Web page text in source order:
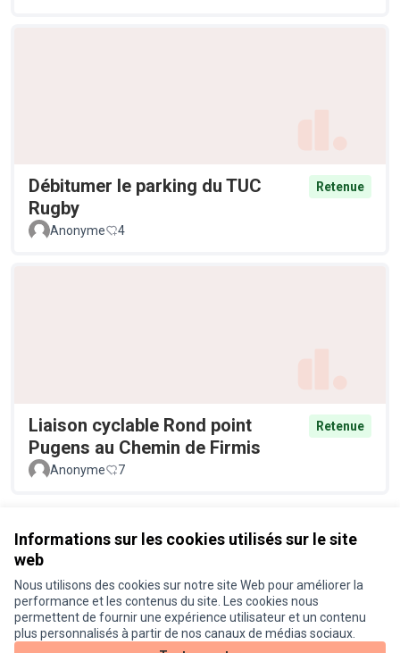
Informations sur les cookies utilisés sur le site
web
Nous utilisons des cookies sur notre site Web pour améliorer la
performance et les contenus du site. Les cookies nous
permettent de fournir une expérience utilisateur et un contenu
plus personnalisés à partir de nos canaux de médias sociaux.
Débitumer le parking du TUC
Rugby
Retenue
Anonyme 4
Liaison cyclable Rond point
Pugens au Chemin de Firmis
Retenue
Anonyme 7
Conditions d'utilisation
Paramètres des cookies
Je participe ! sur X
(Lien externe)
Je participe ! sur Facebook
Je participe ! sur Instagram